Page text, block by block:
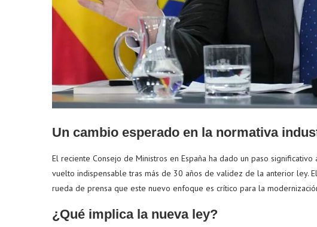
Un cambio esperado en la normativa
El reciente Consejo de Ministros en España ha dado un paso
vuelto indispensable tras más de 30 años de validez de la anterior ley.
rueda de prensa que este nuevo enfoque es crítico para la
¿Qué implica la nueva ley?